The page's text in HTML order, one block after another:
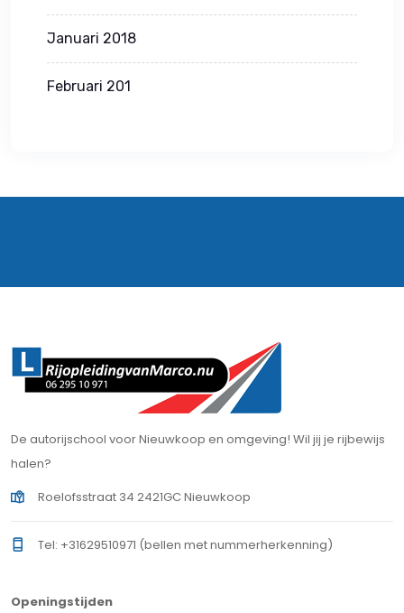
Januari 2018
Februari 201
De autorijschool voor Nieuwkoop en omgeving! Wil jij je rijbewijs
halen?
Roelofsstraat 34 2421GC Nieuwkoop
Tel: +31629510971 (bellen met nummerherkenning)
Openingstijden